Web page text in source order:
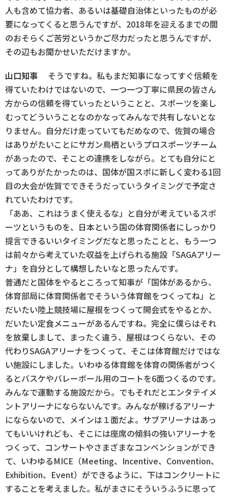
人も含めて協力者、あるいは基礎自治体といったものが必
要になってくると思うんですが、2018年を迎えるまでの間
のおそらくご苦労というかご尽力だったと思うんですが、
その辺もお聞かせいただけますか。
山口知事 そうですね。私もまだ知事になってすぐ信頼を
得ていたわけではないので、一つ一つ丁寧に県民の皆さん
方からの信頼を得ていったということと、スポーツを楽し
むってどういうことなのかなってみんなで共有しないとな
りません。自分だけ走っていてもだめなので、佐賀の場合
はありがたいことにサガン鳥栖というプロスポーツチーム
があったので、そことの連携をしながら。とても自分にと
ってありがたかったのは、国体が国スポに新しく変わる1回
目の大会が佐賀でできそうだっていうタイミングで予定さ
れていたわけです。
「ああ、これはうまく使えるな」と自分が考えているスポ
ーツというものを、日本という国の体育関係者にしっかり
提言できるいいタイミングだなと思ったことと、もう一つ
は前々から考えていた収益を上げられる施設「SAGAアリー
ナ」を自分として構想したいなと思ったんです。
普通だと国体をやるところって知事が「国体があるから、
体育部局に体育関係者でそういう体育館をつくってね」と
だいたい陸上競技場に屋根をつくって開会式をやるとか、
だいたい定食メニューがあるんですね。完全に僕らはそれ
を放棄しまして、まったく違う、屋根はつくらない、その
代わりSAGAアリーナをつくって、そこは体育館だけではな
い施設にしました。いわゆる体育館を体育の関係者がつく
るとバスケやバレーボール用のコートを6面つくるのです。
みんなで運動する施設だから。でもそれだとエンタテイメ
ントアリーナにならないんです。みんなが稼げるアリーナ
にならないので、メインは１面だよ。サブアリーナはあっ
てもいいけれども、そこには座席の傾斜の強いアリーナを
つくって、コンサートやさまざまなコンベンションができ
て、いわゆるMICE（Meeting、Incentive、Convention、
Exhibition、Event）ができるように、下はコンクリートに
することを考えました。私がまさにそういうふうに思って